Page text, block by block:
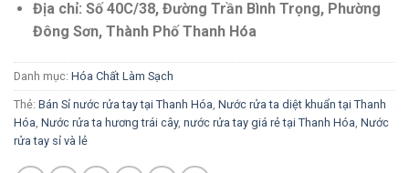
Địa chỉ: Số 40C/38, Đường Trần Bình Trọng, Phường
Đông Sơn, Thành Phố Thanh Hóa
Danh mục: Hóa Chất Làm Sạch
Thẻ: Bán Sỉ nước rửa tay tại Thanh Hóa Nước rửa ta diệt khuẩn tại Thanh
Hóa Nước rửa ta hương trái cây, nước rửa tay giá rẻ tại Thanh Hóa Nước
rửa tay sỉ và lẻ